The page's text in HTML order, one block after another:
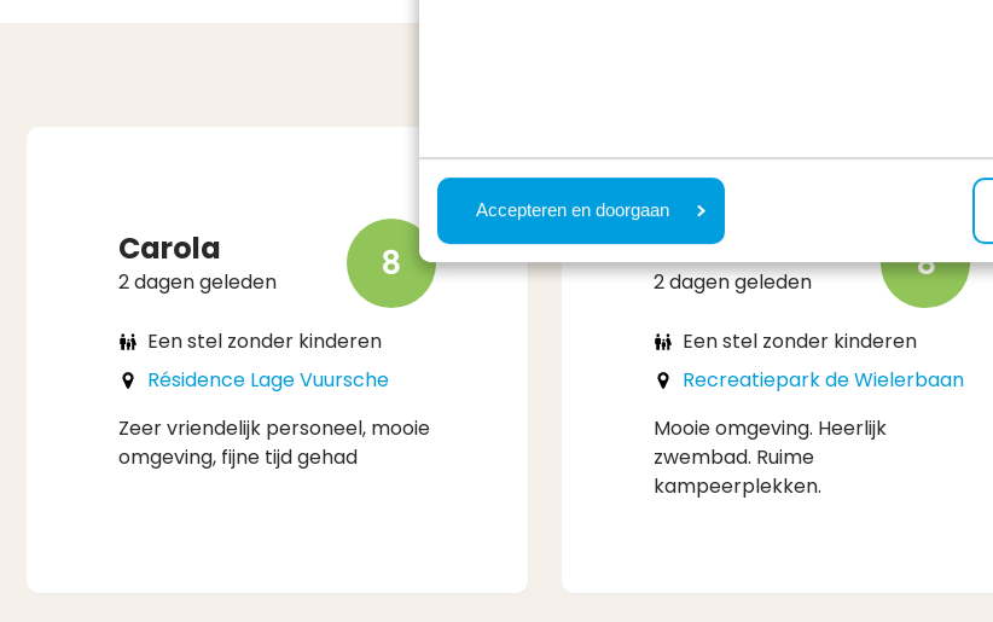
Accepteren en doorgaan
Carola
2 dagen geleden 8
Een stel zonder kinderen
Résidence Lage Vuursche
Zeer vriendelijk personeel, mooie
omgeving, fijne tijd gehad
Marina
2 dagen geleden 8
Een stel zonder kinderen
Recreatiepark de Wielerbaan
Mooie omgeving. Heerlijk
zwembad. Ruime
kampeerplekken.